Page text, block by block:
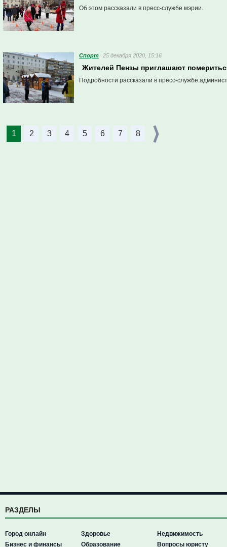
Об этом рассказали в пресс-службе мэрии.
Спорт 25 декабря 2020, 15:16
Жителей Пензы приглашают
Подробности рассказали в пресс-службе
1 2 3 4 5 6 7 8
РАЗДЕЛЫ
Город онлайн
Бизнес и финансы
Здоровье
Образование
Недвижимость
Вопросы юристу